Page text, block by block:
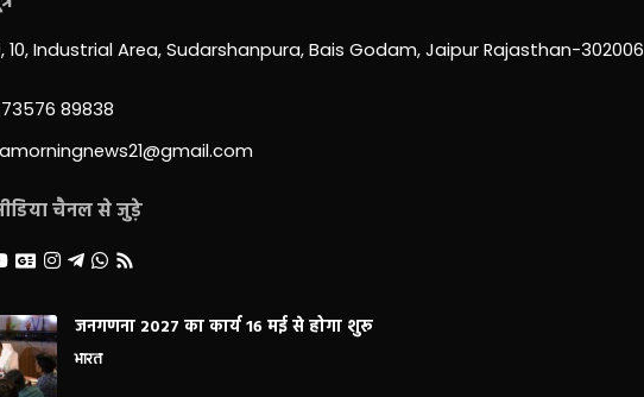
10, Industrial Area, Sudarshanpura, Bais Godam, Jaipur Rajasthan-302006
73576 89838
चैनल से जुड़े
जनगणना 2027 का कार्य 16 मई से होगा शुरू
भारत